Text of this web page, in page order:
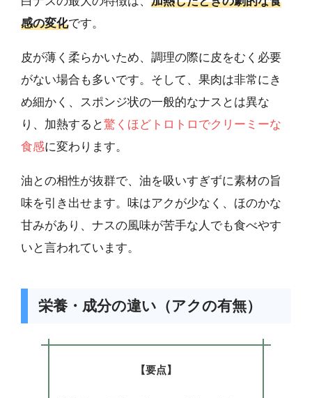
感の変化です。
皮が薄く柔らかいため、調理の際に皮をむく必要
がない場合も多いです。そして、果肉は非常にき
め細かく、スポンジ状の一般的なナスとは異な
り、加熱すると驚くほどトロトロでクリーミーな
食感に変わります。
油との相性が抜群で、油を吸いすぎずに素材の旨
味を引き出せます。味はアクが少なく、ほのかな
甘みがあり、ナスの風味が苦手な人でも食べやす
いと言われています。
栄養・成分の違い（アクの有無）
【要点】